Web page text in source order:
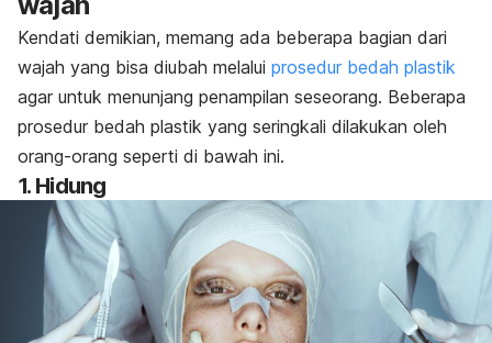
Kendati demikian, memang ada beberapa bagian dari
wajah yang bisa diubah melalui prosedur bedah plastik
agar untuk menunjang penampilan seseorang. Beberapa
prosedur bedah plastik yang seringkali dilakukan oleh
orang-orang seperti di bawah ini.
1. Hidung